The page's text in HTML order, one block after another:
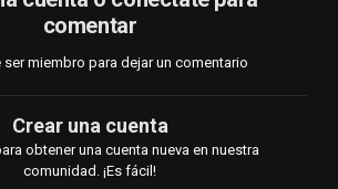
comentar
ser miembro para dejar un comentario
Crear una cuenta
obtener una cuenta nueva en nuestra
comunidad. ¡Es fácil!